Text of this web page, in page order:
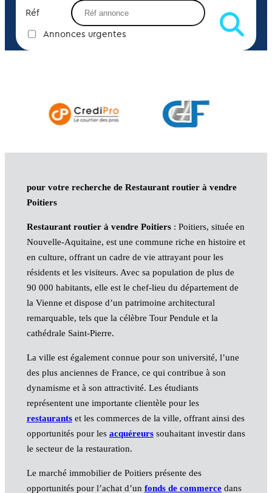
Réf
Annonces urgentes
pour votre recherche de Restaurant routier à vendre
Poitiers
Restaurant routier à vendre Poitiers: Poitiers, située en
Nouvelle-Aquitaine, est une commune riche en histoire et
en culture, offrant un cadre de vie attrayant pour les
résidents et les visiteurs. Avec sa population de plus de
90 000 habitants, elle est le chef-lieu du département de
la Vienne et dispose d’un patrimoine architectural
remarquable, tels que la célèbre Tour Pendule et la
cathédrale Saint-Pierre.
La ville est également connue pour son université, l’une
des plus anciennes de France, ce qui contribue à son
dynamisme et à son attractivité. Les étudiants
représentent une importante clientèle pour les
restaurantset les commerces de la ville, offrant ainsi des
opportunités pour les acquéreurssouhaitant investir dans
le secteur de la restauration.
Le marché immobilier de Poitiers présente des
opportunités pour l’achat d’un fonds de commercedans